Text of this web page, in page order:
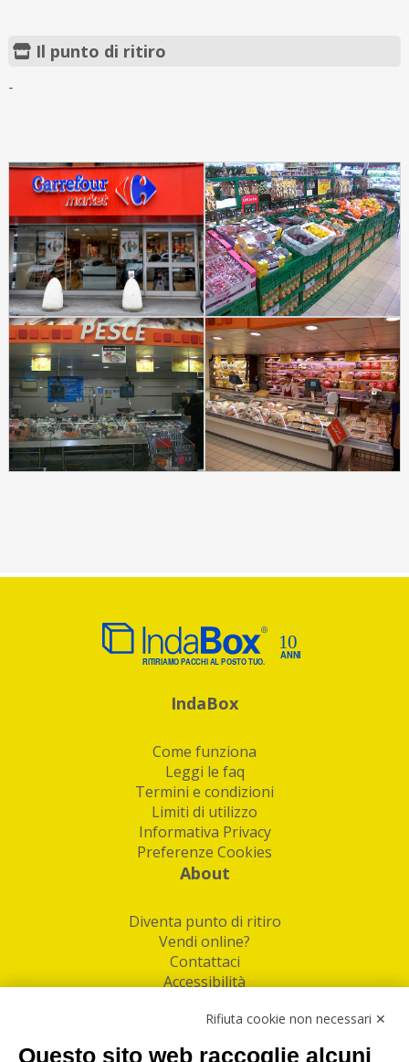
Il punto di ritiro
-
IndaBox
Come funziona
Leggi le faq
Termini e condizioni
Limiti di utilizzo
Informativa Privacy
Preferenze Cookies
About
Diventa punto di ritiro
Vendi online?
Contattaci
Accessibilità
Facebook
Rifiuta cookie non necessari ✕
Questo sito web raccoglie alcuni